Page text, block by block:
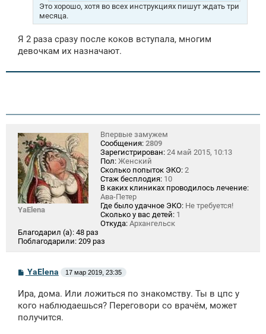
Это хорошо, хотя во всех инструкциях пишут ждать три
месяца.
Я 2 раза сразу после коков вступала, многим
девочкам их назначают.
YaElena
Впервые замужем
Сообщения: 2809
Зарегистрирован: 24 май 2015, 10:13
Пол: Женский
Сколько попыток ЭКО: 2
Стаж бесплодия: 10
В каких клиниках проводилось лечение:
Ава-Петер
Где было удачное ЭКО: Не требуется!
Сколько у вас детей: 1
Откуда: Архангельск
Благодарил (а): 48 раз
Поблагодарили: 209 раз
С
б
щ
н
YaElena 17 мар 2019, 23:35
Ира, дома. Или ложиться по знакомству. Ты в цпс у
кого наблюдаешься? Переговори со врачём, может
получится.